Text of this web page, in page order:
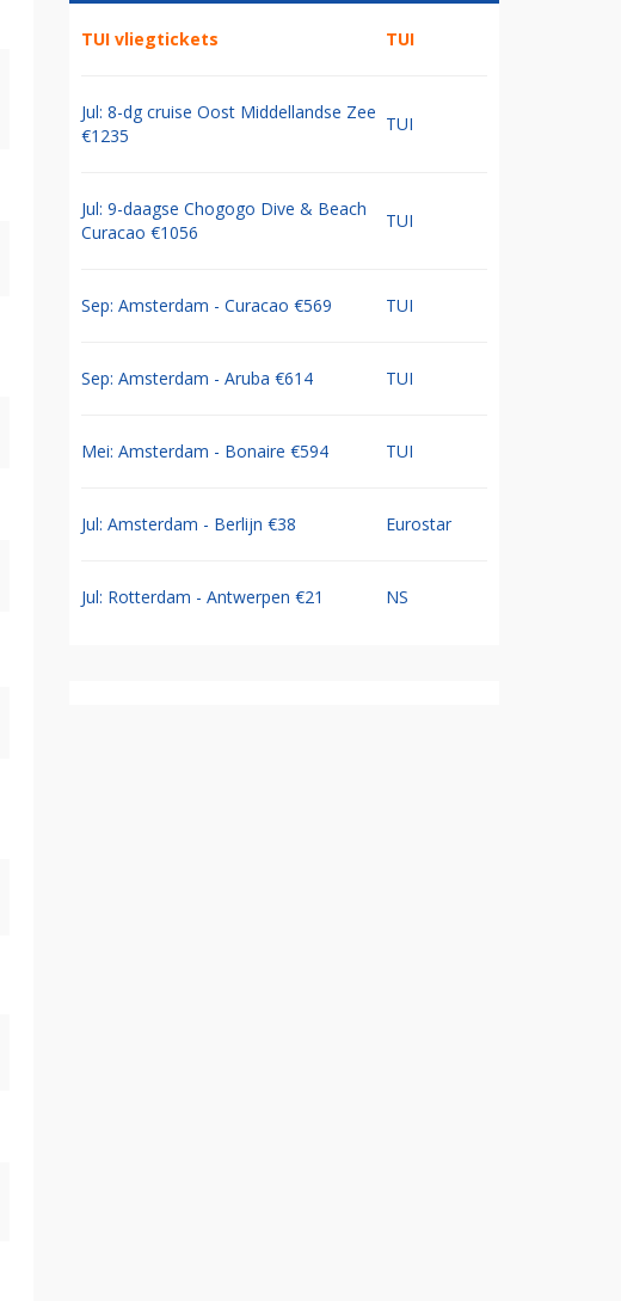
TUI vliegtickets TUI
Jul: 8-dg cruise Oost Middellandse Zee
€1235
TUI
Jul: 9-daagse Chogogo Dive & Beach
Curacao €1056
TUI
Sep: Amsterdam - Curacao €569 TUI
Sep: Amsterdam - Aruba €614 TUI
Mei: Amsterdam - Bonaire €594 TUI
Jul: Amsterdam - Berlijn €38 Eurostar
Jul: Rotterdam - Antwerpen €21 NS